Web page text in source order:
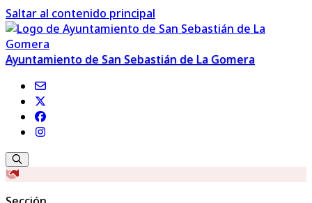
Saltar al contenido principal
Ayuntamiento de San Sebastián de La Gomera